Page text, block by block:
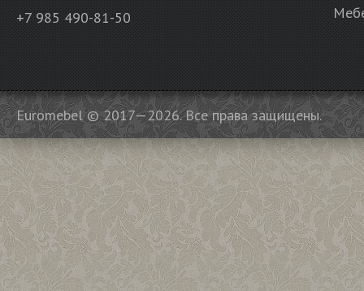
+7 985 490-81-50
Euromebel © 2017—2026. Все права защищены.